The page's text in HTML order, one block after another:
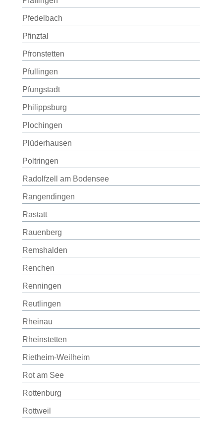
Pfedelbach
Pfinztal
Pfronstetten
Pfullingen
Pfungstadt
Philippsburg
Plochingen
Plüderhausen
Poltringen
Radolfzell am Bodensee
Rangendingen
Rastatt
Rauenberg
Remshalden
Renchen
Renningen
Reutlingen
Rheinau
Rheinstetten
Rietheim-Weilheim
Rot am See
Rottenburg
Rottweil